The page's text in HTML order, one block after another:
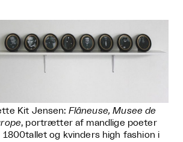
Kit Jensen: Flâneuse, Musee de
, portrætter af mandlige poeter
1800tallet og kvinders high fashion i